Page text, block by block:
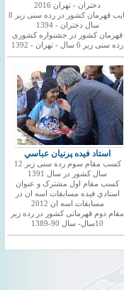
دختران - تهران 2016
نایب قهرمان کشور در رده سنی زیر 8
سال دختران - 1394
قهرمان کشور در جشنواره کشوری
رده سنی زیر 6 سال - تهران - 1392
استاد فيده پرنيان عباسي
کسب مقام سوم رده سنی زیر 12
سال کشور در سال 1391
کسب مقام اول مشترک و عنوان
استادي فيده مسابقات اسه ان در
مسابقات اسه ان 2012
مقام دوم قهرمانی کشور در رده زیر
10سال- سال 90-1389